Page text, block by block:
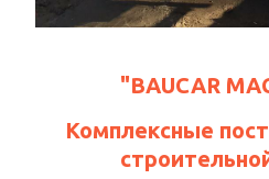
"BAUCAR
Комплексные